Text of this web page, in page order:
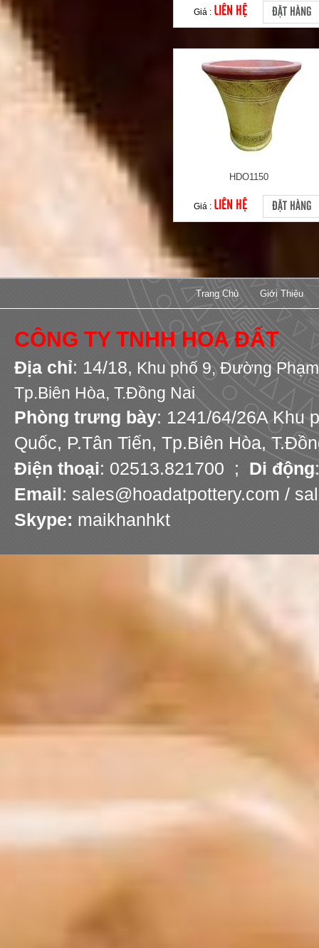
Giá : LIÊN HỆ ĐẶT HÀNG
HDO1150
Giá : LIÊN HỆ ĐẶT HÀNG
Trang Chủ Giới Thiệu
CÔNG TY TNHH HOA ĐẤT
Địa chỉ: 14/18, Khu phố 9,Đường Phạm
Tp.Biên Hòa, T.Đồng Nai
Phòng trưng bày: 1241/64/26A Khu
Quốc, P.Tân Tiến, Tp.Biên Hòa,
Điện thoại: 02513.821700 ; Di động
Email: sales@hoadatpottery.com /
Skype: maikhanhkt